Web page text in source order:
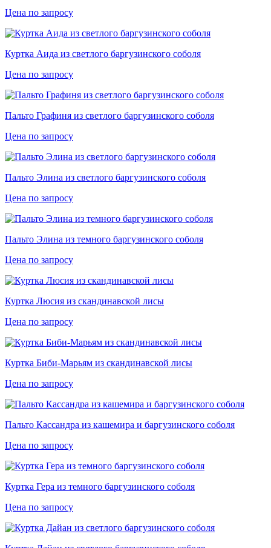
Цена по запросу
Куртка Аида из светлого баргузинского соболя
Цена по запросу
Пальто Графиня из светлого баргузинского соболя
Цена по запросу
Пальто Элина из светлого баргузинского соболя
Цена по запросу
Пальто Элина из темного баргузинского соболя
Цена по запросу
Куртка Люсия из скандинавской лисы
Цена по запросу
Куртка Биби-Марьям из скандинавской лисы
Цена по запросу
Пальто Кассандра из кашемира и баргузинского соболя
Цена по запросу
Куртка Гера из темного баргузинского соболя
Цена по запросу